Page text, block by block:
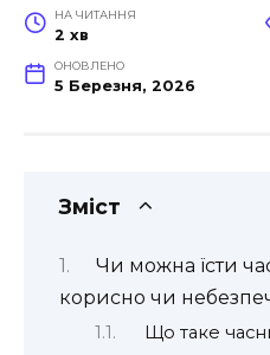
НА ЧИТАННЯ
2 хв
ОНОВЛЕНО
5 Березня, 2026
Зміст
Чи можна їсти
корисно чи
Що таке